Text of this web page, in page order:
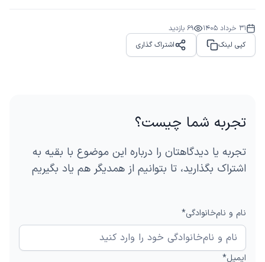
31 خرداد 1405 69 بازدید
کپی لینک
اشتراک گذاری
Share
تجربه شما چیست؟
تجربه یا دیدگاهتان را درباره این موضوع با بقیه به
اشتراک بگذارید، تا بتوانیم از همدیگر هم یاد بگیریم
نام و نام‌خانوادگی*
ایمیل*